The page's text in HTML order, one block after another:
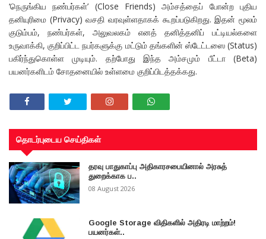
‘நெருங்கிய நண்பர்கள்’ (Close Friends) அம்சத்தைப் போன்ற புதிய
தனியுரிமை (Privacy) வசதி வரவுள்ளதாகக் கூறப்படுகிறது. இதன் மூலம்
குடும்பம், நண்பர்கள், அலுவலகம் எனத் தனித்தனிப் பட்டியல்களை
உருவாக்கி, குறிப்பிட்ட நபர்களுக்கு மட்டும் தங்களின் ஸ்டேட்டஸை (Status)
பகிர்ந்துகொள்ள முடியும். தற்போது இந்த அம்சமும் பீட்டா (Beta)
பயனர்களிடம் சோதனையில் உள்ளமை குறிப்பிடத்தக்கது.
தொடர்புடைய செய்திகள்
தரவு பாதுகாப்பு அதிகாரசபையினால் அரசுத்
துறைக்காக ப..
08 August 2026
Google Storage விதிகளில் அதிரடி மாற்றம்!
பயனர்கள்..